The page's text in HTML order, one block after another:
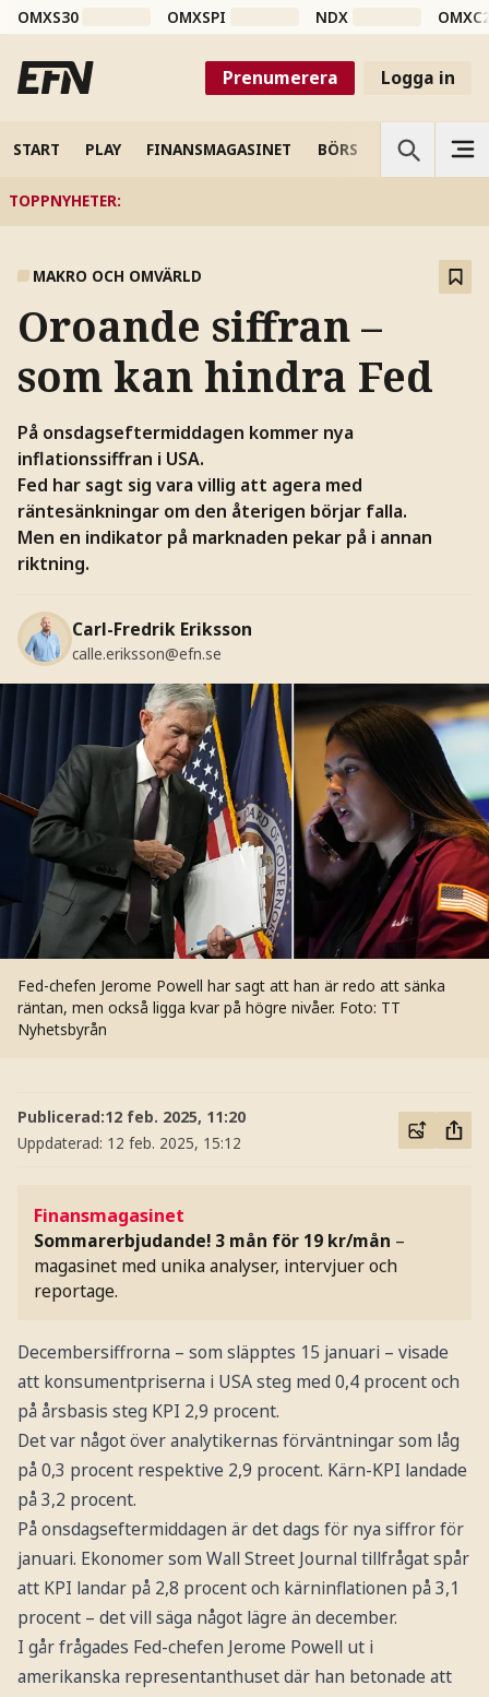
OMXS30 OMXSPI NDX
Prenumerera Logga in
START PLAY FINANSMAGASINET BÖRS VETENSKAP
TOPPNYHETER:
MAKRO OCH OMVÄRLD
Oroande siffran –
som kan hindra Fed
På onsdagseftermiddagen kommer nya
inflationssiffran i USA.
Fed har sagt sig vara villig att agera med
räntesänkningar om den återigen börjar falla.
Men en indikator på marknaden pekar på i annan
riktning.
Carl-Fredrik Eriksson
calle.eriksson@efn.se
Fed-chefen Jerome Powell har sagt att han är redo att sänka
räntan, men också ligga kvar på högre nivåer. Foto: TT
Nyhetsbyrån
Publicerad:12 feb. 2025, 11:20
Uppdaterad: 12 feb. 2025, 15:12
Finansmagasinet
Sommarerbjudande! 3 mån för 19 kr/mån –
magasinet med unika analyser, intervjuer och
reportage.
Decembersiffrorna – som släpptes 15 januari – visade
att konsumentpriserna i USA steg med 0,4 procent och
på årsbasis steg KPI 2,9 procent.
Det var något över analytikernas förväntningar som låg
på 0,3 procent respektive 2,9 procent. Kärn-KPI landade
på 3,2 procent.
På onsdagseftermiddagen är det dags för nya siffror för
januari. Ekonomer som Wall Street Journal tillfrågat spår
att KPI landar på 2,8 procent och kärninflationen på 3,1
procent – det vill säga något lägre än december.
I går frågades Fed-chefen Jerome Powell ut i
amerikanska representanthuset där han betonade att